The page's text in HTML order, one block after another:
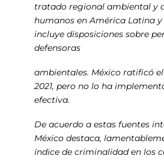
tratado regional ambiental y
humanos en América Latina y
incluye disposiciones sobre
defensoras
ambientales. México ratificó
2021, pero no lo ha
efectiva.
De acuerdo a estas fuentes
México destaca,
índice de criminalidad en los